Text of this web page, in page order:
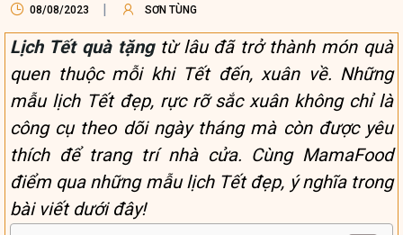
08/08/2023 SƠN TÙNG
Lịch Tết quà tặngtừ lâu đã trở thành món quà
quen thuộc mỗi khi Tết đến, xuân về. Những
mẫu lịch Tết đẹp, rực rỡ sắc xuân không chỉ là
công cụ theo dõi ngày tháng mà còn được yêu
thích để trang trí nhà cửa. Cùng MamaFood
điểm qua những mẫu lịch Tết đẹp, ý nghĩa trong
bài viết dưới đây!